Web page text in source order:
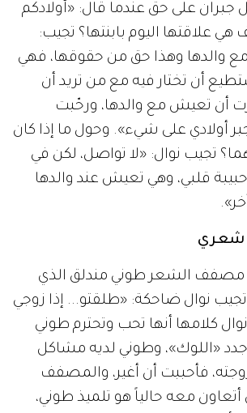
جبران على حق عندما قال: «أولادكم
هي علاقتها اليوم بابنتها؟ تجيب:
مع والدها وهذا حق من حقوقها، فهي
أن تختار فيه مع من تريد أن
أن تعيش مع والدها، ورحّبت
أولادي على شيء». وحول ما إذا كان
تجيب نوال: «لا تواصل، لكن في
وحبيبة قلبي، وهي تعيش عند والدها
».
مصفف الشعر طوني مندلق الذي
نوال ضاحكة: «طلقتو... إذا زوجي
نوال كلامها أنها تحب وتحترم طوني
«اللوك»، وطوني لديه مشاكل
فأحببت أن أغير، والمصفف
أتعاون معه حالياً هو تلميذ طوني،